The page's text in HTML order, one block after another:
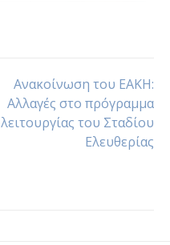
Ανακοίνωση του ΕΑΚΗ:
Αλλαγές στο πρόγραμμα
λειτουργίας του Σταδίου
Ελευθερίας